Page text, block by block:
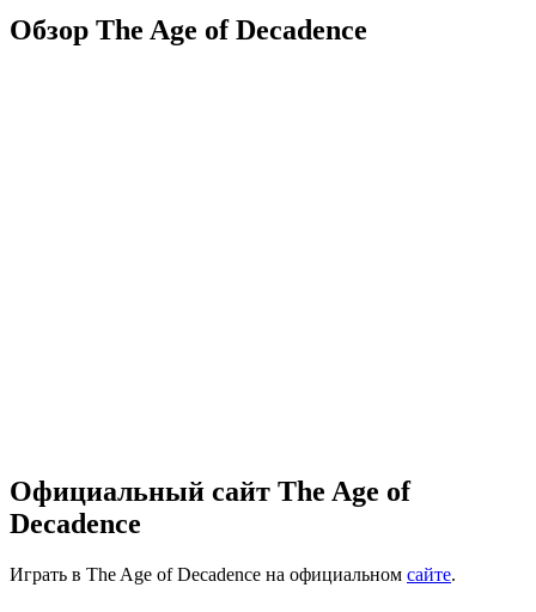
Обзор The Age of Decadence
Официальный сайт The Age of
Decadence
Играть в The Age of Decadence на официальном сайте.